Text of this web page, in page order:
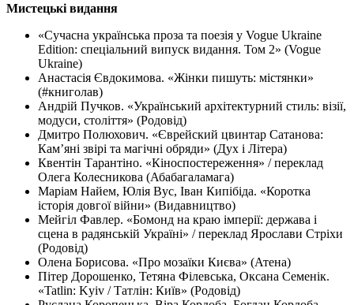
Мистецькі видання
«Сучасна українська проза та поезія у Vogue Ukraine
Edition: спеціальний випуск видання. Том 2» (Vogue
Ukraine)
Анастасія Євдокимова. «Жінки пишуть: містянки»
(#книголав)
Андрій Пучков. «Український архітектурний стиль: візії,
модуси, століття» (Родовід)
Дмитро Полюхович. «Єврейский цвинтар Сатанова:
Кам’яні звірі та магічні обряди» (Дух і Літера)
Квентін Тарантіно. «Кіноспостереження» / переклад
Олега Колесникова (Абабагаламага)
Маріам Найем, Юлія Вус, Іван Кипібіда. «Коротка
історія довгої війни» (Видавництво)
Мейгіл Фавлер. «Бомонд на краю імперії: держава і
сцена в радянській Україні» / переклад Ярослави Стріхи
(Родовід)
Олена Борисова. «Про мозаїки Києва» (Атена)
Пітер Дорошенко, Тетяна Філевська, Оксана Семенік.
«Tatlin: Kyiv / Татлін: Київ» (Родовід)